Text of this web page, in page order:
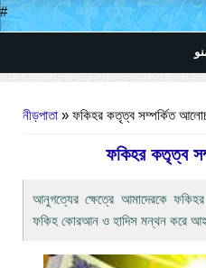
#
নীড়পাতা » ফকিহর কতৃত্ব সম্পর্কিত
ফকিহর কতৃত্ব
আনুগত্যের ক্ষেত্রে আমাদেরকে
ফকিহ কোরআন ও হাদিস মন্থন করে